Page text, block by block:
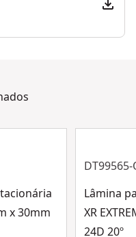
x 30mm
DT99565-
Lâmina
XR
24D 20º